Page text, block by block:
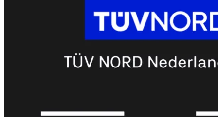
PremiumFortiCare
FortiCare
Upgrades
FortiCare